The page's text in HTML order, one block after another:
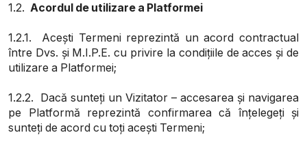
1.2. Acordul de utilizare a Platformei
1.2.1. Acești Termeni reprezintă un acord contractual
între Dvs. și M.I.P.E. cu privire la condițiile de acces și de
utilizare a Platformei;
1.2.2. Dacă sunteți un Vizitator – accesarea și navigarea
pe Platformă reprezintă confirmarea că înțelegeți și
sunteți de acord cu toți acești Termeni;